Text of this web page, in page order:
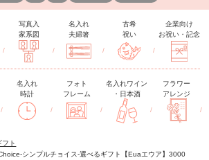
/
写真入
家系図
/
名入れ
夫婦箸
/
古希
祝い
/
企業向け
お祝い・記念
/
名入れ
時計
/
フォト
フレーム
/
名入れワイン
・日本酒
/
フラワー
アレンジ
/
ト
シンプルチョイス-選べるギフト【Euaエウア】3000